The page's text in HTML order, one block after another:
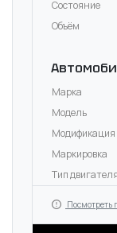
Состояние
Объём
Марка
Модель
Модификация
Маркировка
Тип двигателя
Посмотреть